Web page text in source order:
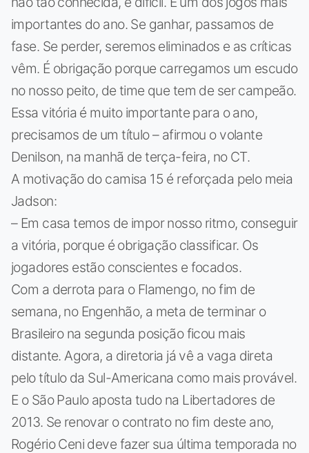
importantes do ano. Se ganhar, passamos de
fase. Se perder, seremos eliminados e as críticas
vêm. É obrigação porque carregamos um escudo
no nosso peito, de time que tem de ser campeão.
Essa vitória é muito importante para o ano,
precisamos de um título – afirmou o volante
Denilson, na manhã de terça-feira, no CT.
A motivação do camisa 15 é reforçada pelo meia
Jadson:
– Em casa temos de impor nosso ritmo, conseguir
a vitória, porque é obrigação classificar. Os
jogadores estão conscientes e focados.
Com a derrota para o Flamengo, no fim de
semana, no Engenhão, a meta de terminar o
Brasileiro na segunda posição ficou mais
distante. Agora, a diretoria já vê a vaga direta
pelo título da Sul-Americana como mais provável.
E o São Paulo aposta tudo na Libertadores de
2013. Se renovar o contrato no fim deste ano,
Rogério Ceni deve fazer sua última temporada no